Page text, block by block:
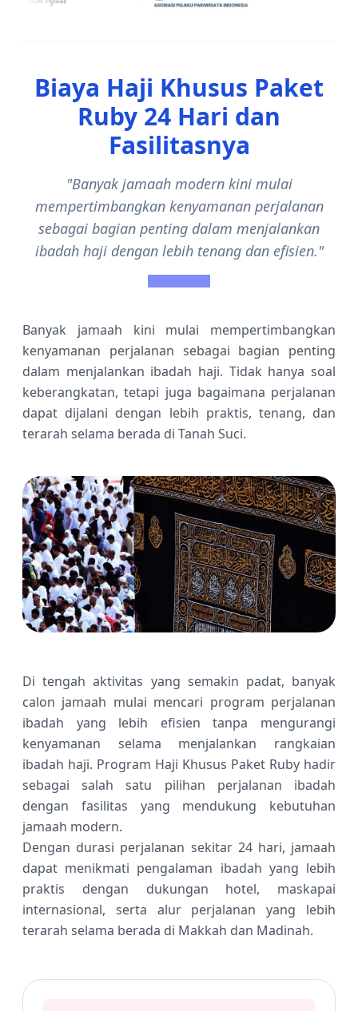
Biaya Haji Khusus Paket
Ruby 24 Hari dan
Fasilitasnya
"Banyak jamaah modern kini mulai
mempertimbangkan kenyamanan perjalanan
sebagai bagian penting dalam menjalankan
ibadah haji dengan lebih tenang dan efisien."
Banyak jamaah kini mulai mempertimbangkan
kenyamanan perjalanan sebagai bagian penting
dalam menjalankan ibadah haji. Tidak hanya soal
keberangkatan, tetapi juga bagaimana perjalanan
dapat dijalani dengan lebih praktis, tenang, dan
terarah selama berada di Tanah Suci.
Di tengah aktivitas yang semakin padat, banyak
calon jamaah mulai mencari program perjalanan
ibadah yang lebih efisien tanpa mengurangi
kenyamanan selama menjalankan rangkaian
ibadah haji. Program Haji Khusus Paket Ruby hadir
sebagai salah satu pilihan perjalanan ibadah
dengan fasilitas yang mendukung kebutuhan
jamaah modern.
Dengan durasi perjalanan sekitar 24 hari, jamaah
dapat menikmati pengalaman ibadah yang lebih
praktis dengan dukungan hotel, maskapai
internasional, serta alur perjalanan yang lebih
terarah selama berada di Makkah dan Madinah.